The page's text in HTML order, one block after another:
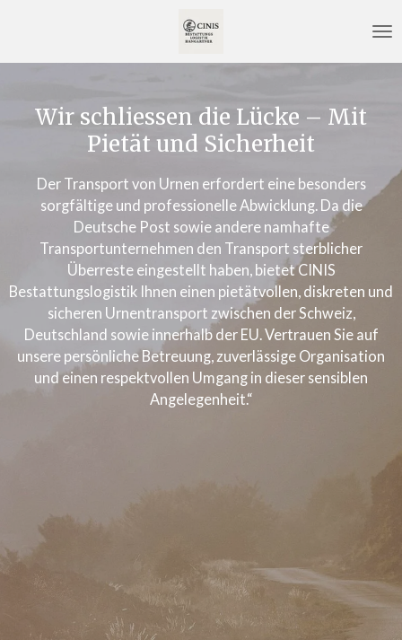
springen
Wir schliessen die Lücke – Mit
Pietät und Sicherheit
Der Transport von Urnen erfordert eine besonders
sorgfältige und professionelle Abwicklung. Da die
Deutsche Post sowie andere namhafte
Transportunternehmen den Transport sterblicher
Überreste eingestellt haben, bietet CINIS
Bestattungslogistik Ihnen einen pietätvollen, diskreten und
sicheren Urnentransport zwischen der Schweiz,
Deutschland sowie innerhalb der EU. Vertrauen Sie auf
unsere persönliche Betreuung, zuverlässige Organisation
und einen respektvollen Umgang in dieser sensiblen
Angelegenheit.“